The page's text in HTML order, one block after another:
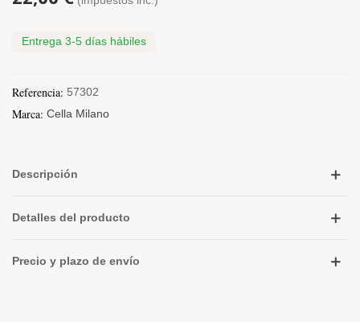
Entrega 3-5 días hábiles
Referencia: 57302
Marca: Cella Milano
Descripción
Detalles del producto
Precio y plazo de envío